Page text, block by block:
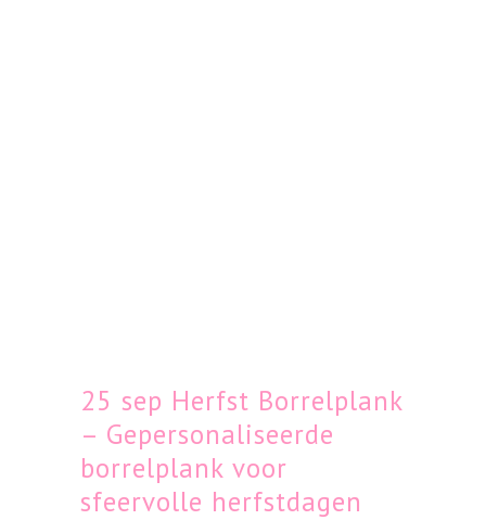
25 sep Herfst Borrelplank
– Gepersonaliseerde
borrelplank voor
sfeervolle herfstdagen